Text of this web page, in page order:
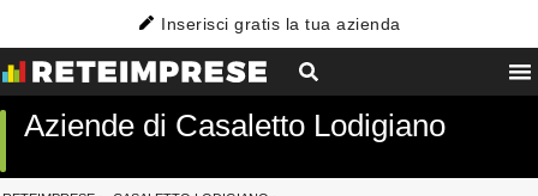
Inserisci gratis la tua azienda
Aziende di Casaletto Lodigiano